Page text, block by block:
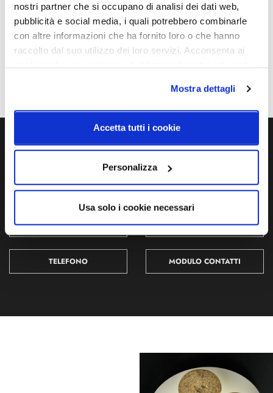
nostri partner che si occupano di analisi dei dati web,
pubblicità e social media, i quali potrebbero combinarle
con altre informazioni che ha fornito loro o che hanno
raccolto dal suo utilizzo dei loro servizi. Acconsenta ai
Mostra dettagli
Accetta tutti i cookie
Personalizza
Usa solo i cookie necessari
Ti servono maggiori informazioni?
Contattaci via Chat, via telefono allo + 39 039 9909099 oppure
compila il modulo
EMAIL WHATSAPP
TELEFONO MODULO CONTATTI